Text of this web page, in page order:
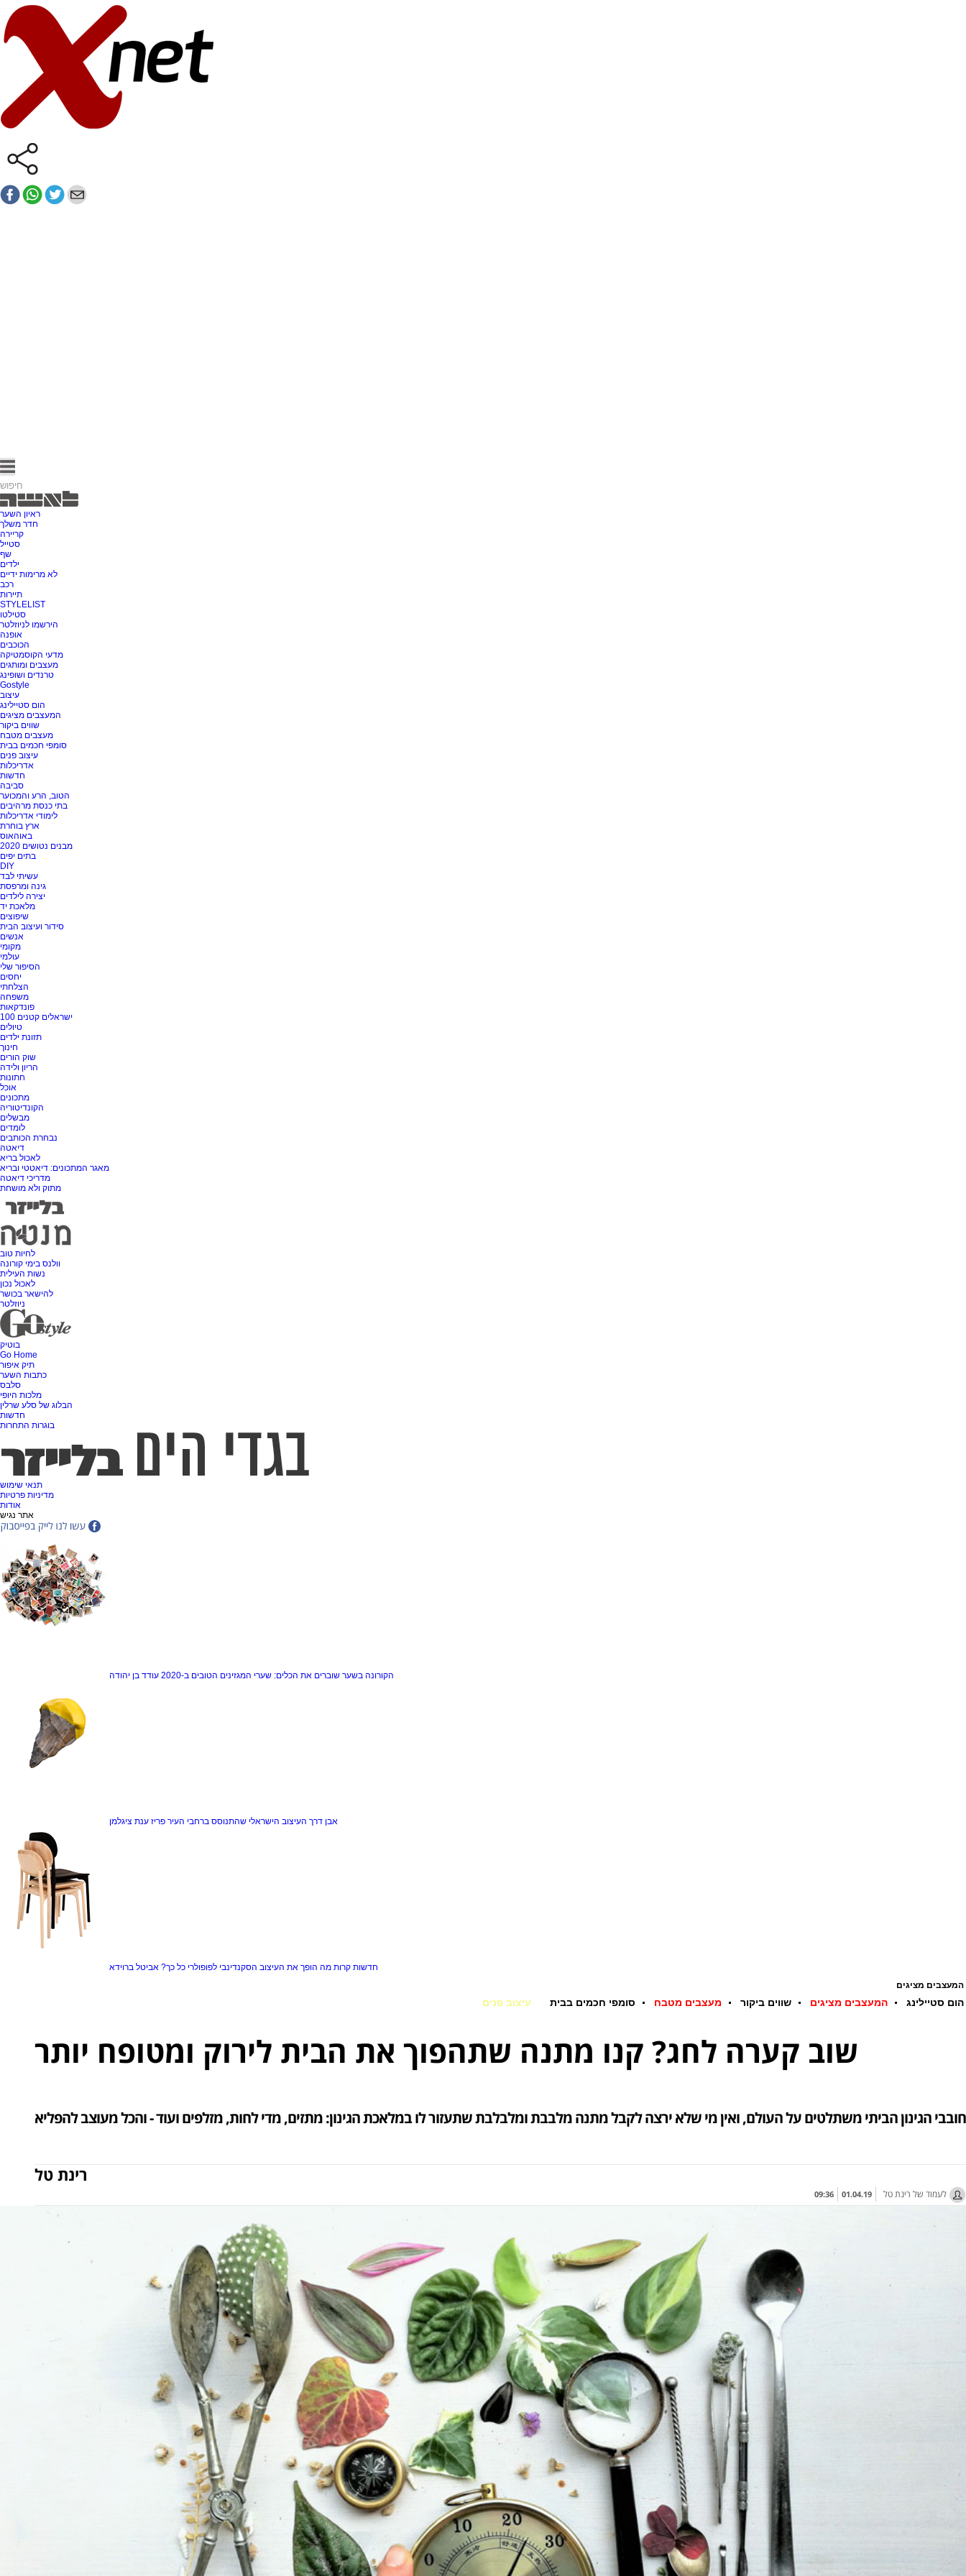
ראיון השער
חדר משלך
קריירה
סטייל
שף
ילדים
לא מרימות ידיים
רכב
תיירות
STYLELIST
סטילטו
הירשמו לניוזלטר
אופנה
הכוכבים
מדעי הקוסמטיקה
מעצבים ומותגים
טרנדים ושופינג
Gostyle
עיצוב
הום סטיילינג
המעצבים מציגים
שווים ביקור
מעצבים מטבח
סומפי חכמים בבית
עיצוב פנים
אדריכלות
חדשות
סביבה
הטוב, הרע והמכוער
בתי כנסת מרהיבים
לימודי אדריכלות
ארץ בוחרת
באוהאוס
מבנים נטושים 2020
בתים יפים
DIY
עשיתי לבד
גינה ומרפסת
יצירה לילדים
מלאכת יד
שיפוצים
סידור ועיצוב הבית
אנשים
מקומי
עולמי
הסיפור שלי
יחסים
הצלחתי
משפחה
פונדקאות
100 ישראלים קטנים
טיולים
תזונת ילדים
חינוך
שוק הורים
הריון ולידה
חתונות
אוכל
מתכונים
הקונדיטוריה
מבשלים
לומדים
נבחרת הכותבים
דיאטה
לאכול בריא
מאגר המתכונים: דיאטטי ובריא
מדריכי דיאטה
מתוק ולא מושחת
לחיות טוב
וולנס בימי קורונה
נשות העילית
לאכול נכון
להישאר בכושר
ניוזלטר
בוטיק
Go Home
תיק איפור
כתבות השער
סלבס
מלכות היופי
הבלוג של סלע שרלין
חדשות
בוגרות התחרות
תנאי שימוש
מדיניות פרטיות
אודות
אתר נגיש
הקורונה בשער שוברים את הכלים: שערי המגזינים הטובים ב-2020 עודד בן יהודה
אבן דרך העיצוב הישראלי שהתנוסס ברחבי העיר פריז ענת ציגלמן
חדשות קרות מה הופך את העיצוב הסקנדינבי לפופולרי כל כך? אביטל ברוידא
המעצבים מציגים
הום סטיילינג המעצבים מציגים שווים ביקור מעצבים מטבח סומפי חכמים בבית עיצוב פנים
שוב קערה לחג? קנו מתנה שתהפוך את הבית לירוק ומטופח יותר
חובבי הגינון הביתי משתלטים על העולם, ואין מי שלא ירצה לקבל מתנה מלבבת ומלבלבת שתעזור לו במלאכת הגינון: מתזים, מדי לחות, מזלפים ועוד - והכל מעוצב להפליא
רינת טל
לעמוד של רינת טל 01.04.19
09:36